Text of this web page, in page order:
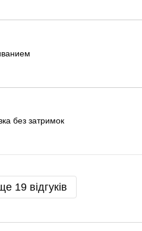
без затримок
19 відгуків